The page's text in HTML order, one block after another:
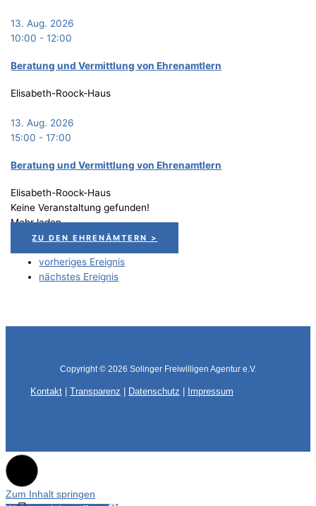
13. Aug. 2026
10:00 -12:00
Bera­tung und Ver­mitt­lung von Ehrenamtlern
Elisabeth-Roock-Haus
13. Aug. 2026
15:00 -17:00
Bera­tung und Ver­mitt­lung von Ehrenamtlern
Elisabeth-Roock-Haus
Keine Veranstaltung gefunden!
Mehr laden
ZU DEN EHRENÄMTERN >
vorheriges Ereignis
nächstes Ereignis
Copyright © 2026 Solinger Freiwilligen Agentur e.V.
Kontakt Transparenz Datenschutz Impressum
Zum Inhalt springen